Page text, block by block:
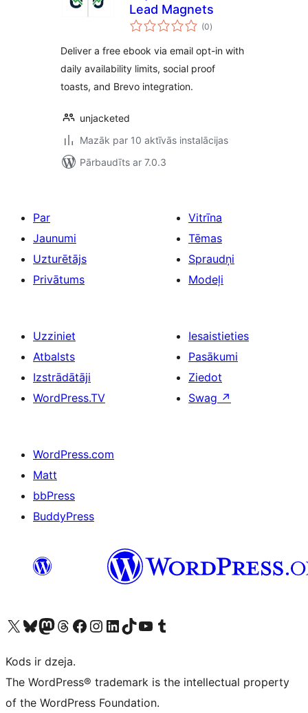
Lead Magnets
(0vērtējumu
kopsumma
)
Deliver a free ebook via email opt-in with
daily availability limits, social proof
toasts, and Brevo integration.
unjacketed
Mazāk par 10 aktīvās instalācijas
Pārbaudīts ar 7.0.3
Par
Jaunumi
Uzturētājs
Privātums
Vitrīna
Tēmas
Spraudņi
Modeļi
Uzziniet
Atbalsts
Izstrādātāji
WordPress.TV
Iesaistieties
Pasākumi
Ziedot
Swag ↗
WordPress.com
Matt
bbPress
BuddyPress
Apmeklējiet mūsu X (agrāk Twitter) kontu
Apmeklējiet mūsu Bluesky kontu
Apmeklējiet mūsu Mastodon kontu
Apmeklējiet mūsu Threads kontu
Apmeklējiet mūsu Facebook lapuApmeklējiet mūsu Instagram kontu
Apmeklējiet mūsu LinkedIn kontu
Apmeklējiet mūsu TikTok kontu
Apmeklējiet mūsu YouTube kanālu
Apmeklējiet mūsu Tumblr kontu
Kods ir dzeja.
The WordPress® trademark is the intellectual property
of the WordPress Foundation.